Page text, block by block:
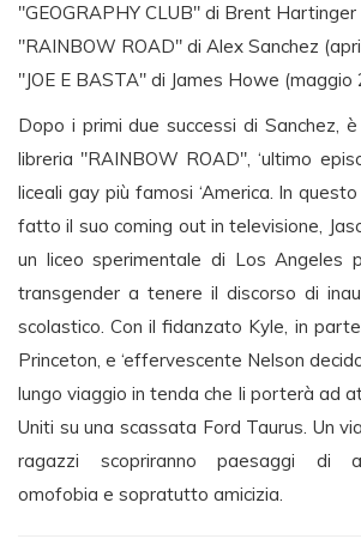
"GEOGRAPHY CLUB" di Brent
"RAINBOW ROAD" di Alex Sanchez
"JOE E BASTA" di James Howe (maggio
Dopo i primi due successi di Sanchez,
libreria "RAINBOW ROAD", ‘ultimo
liceali gay più famosi ‘America. In
fatto il suo coming out in televisione,
un liceo sperimentale di Los Angeles
transgender a tenere il discorso di
scolastico. Con il fidanzato Kyle, in
Princeton, e ‘effervescente Nelson
lungo viaggio in tenda che li porterà ad
Uniti su una scassata Ford Taurus. Un
ragazzi scopriranno paesaggi di
omofobia e sopratutto amicizia.